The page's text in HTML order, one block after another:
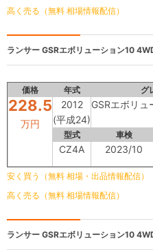
高く売る（無料 相場情報配信）
ランサー GSRエボリューション10
価格 年式 グ
228.5
万円
2012
(平成24)
GSRエボリ
型式 車検
CZ4A 2023/10
安く買う（無料 相場・出品情報配信）
高く売る（無料 相場情報配信）
ランサー GSRエボリューション10